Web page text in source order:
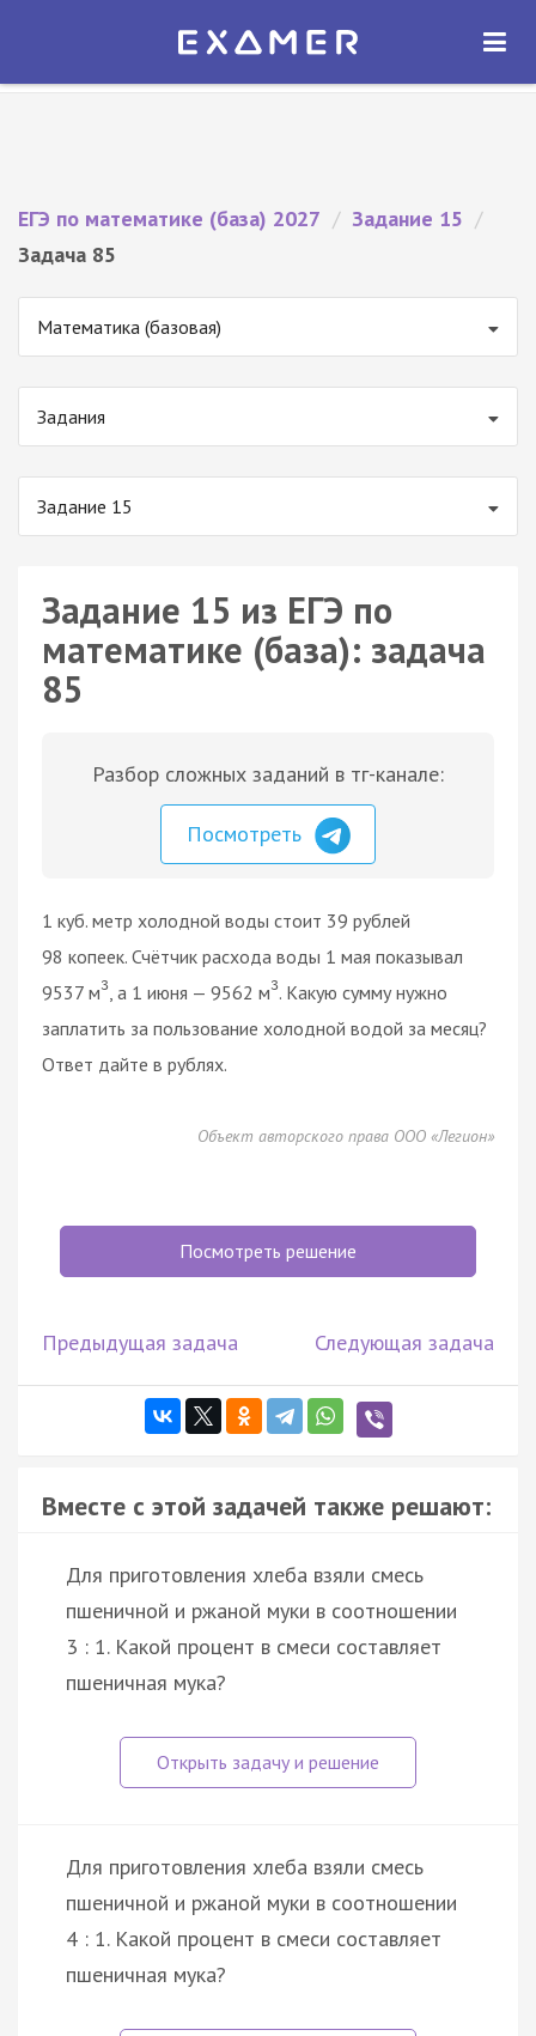
Экзамер — ЕГЭ 2027
ОТКРЫТЬ
ЕГЭ по математике (база) 2027 / Задание 15 /
Задача 85
Математика (базовая)
Задания
Задание 15
Задание 15 из ЕГЭ по
математике (база): задача
85
Разбор сложных заданий в тг-канале:
Посмотреть
1 куб. метр холодной воды стоит 39 рублей
98 копеек. Счётчик расхода воды 1 мая показывал
9537 м3 , а 1 июня — 9562 м3. Какую сумму нужно
заплатить за пользование холодной водой за месяц?
Ответ дайте в рублях.
Объект авторского права ООО «Легион»
Посмотреть решение
Предыдущая задача Следующая задача
Вместе с этой задачей также решают:
Для приготовления хлеба взяли смесь
пшеничной и ржаной муки в соотношении
3 : 1. Какой процент в смеси составляет
пшеничная мука?
Для приготовления хлеба взяли смесь
пшеничной и ржаной муки в соотношении
4 : 1. Какой процент в смеси составляет
пшеничная мука?